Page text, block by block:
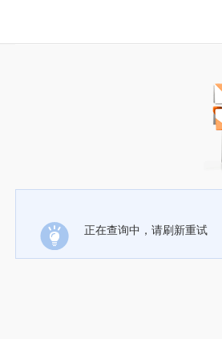
正在查询中，请刷新重试